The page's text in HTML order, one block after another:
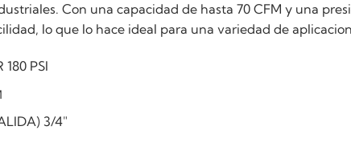
Con una capacidad de hasta 70 CFM y una
lo que lo hace ideal para una variedad de
PSI
3/4"